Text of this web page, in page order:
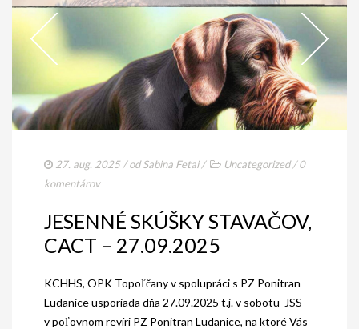
27. aug. 2025 / odSabina Fetai/ Uncategorized/0
komentárov
JESENNÉ SKÚŠKY STAVAČOV,
CACT – 27.09.2025
KCHHS, OPK Topoľčany v spolupráci s PZ Ponitran
Ludanice usporiada dňa 27.09.2025 t.j. v sobotu JSS
v poľovnom revíri PZ Ponitran Ludanice, na ktoré Vás